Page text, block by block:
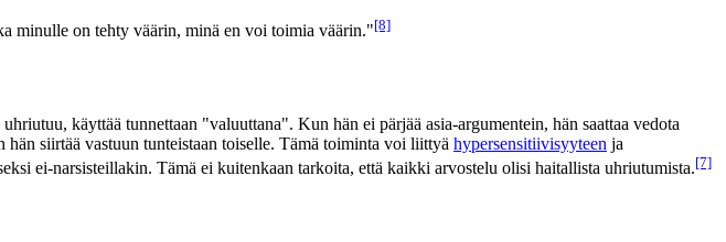
minulle on tehty väärin, minä en voi toimia väärin."[8]
uhriutuu, käyttää tunnettaan "valuuttana". Kun hän ei pärjää asia-argumentein, hän saattaa vedota
siirtää vastuun tunteistaan toiselle. Tämä toiminta voi liittyä hypersensitiivisyyteen ja
ei-narsisteillakin. Tämä ei kuitenkaan tarkoita, että kaikki arvostelu olisi haitallista uhriutumista.[7]